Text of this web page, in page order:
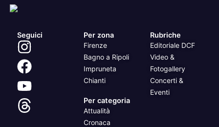
Seguici Per zona
Firenze
Bagno a Ripoli
Impruneta
Chianti
Per categoria
Attualità
Cronaca
Rubriche
Editoriale DCF
Video &
Fotogallery
Concerti &
Eventi